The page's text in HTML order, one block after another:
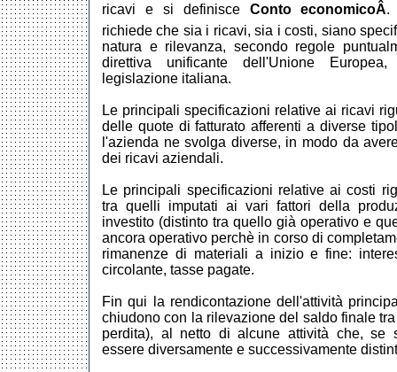
ricavi e si definisce Conto economicoÂ.
richiede che sia i ricavi, sia i costi, siano
natura e rilevanza, secondo regole
direttiva unificante dell'Unione
legislazione italiana.
Le principali specificazioni relative ai ricavi
delle quote di fatturato afferenti a diverse
l'azienda ne svolga diverse, in modo da
dei ricavi aziendali.
Le principali specificazioni relative ai costi
tra quelli imputati ai vari fattori della
investito (distinto tra quello già operativo e
ancora operativo perchè in corso di
rimanenze di materiali a inizio e fine:
circolante, tasse pagate.
Fin qui la rendicontazione dell'attività
chiudono con la rilevazione del saldo finale
perdita), al netto di alcune attività che, se
essere diversamente e successivamente